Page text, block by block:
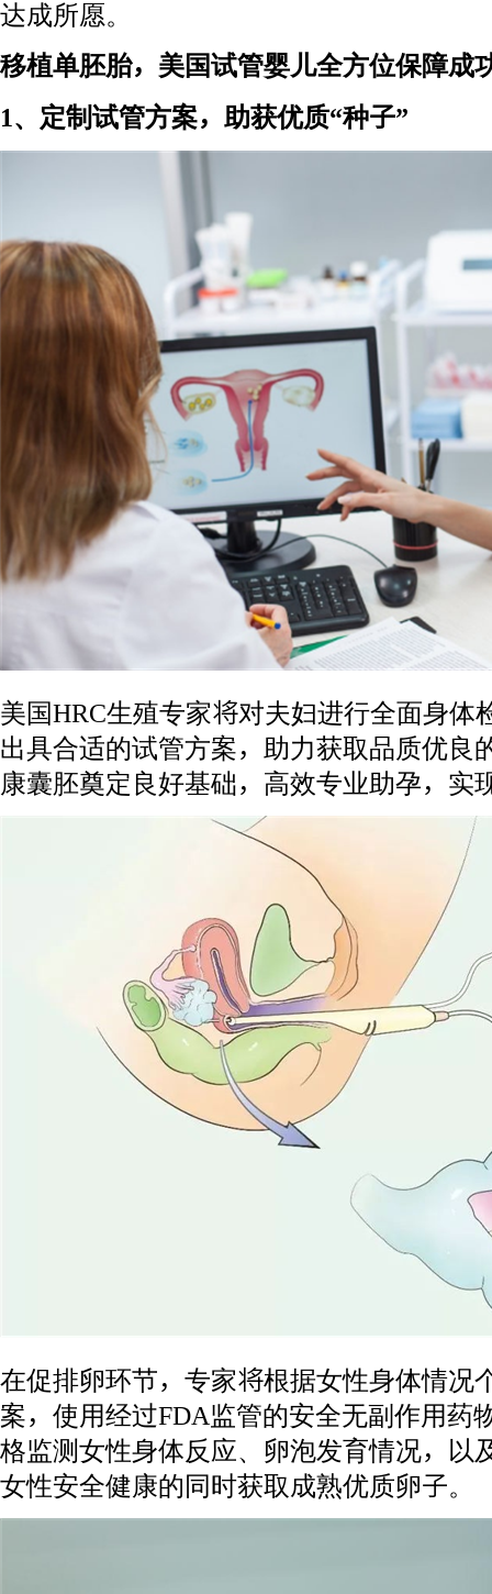
达成所愿。
移植单胚胎，美国试管婴儿全方位保障成
1、定制试管方案，助获优质“种子”
美国HRC生殖专家将对夫妇进行全面身体
出具合适的试管方案，助力获取品质优良
康囊胚奠定良好基础，高效专业助孕，实
在促排卵环节，专家将根据女性身体情况
案，使用经过FDA监管的安全无副作用药
格监测女性身体反应、卵泡发育情况，以
女性安全健康的同时获取成熟优质卵子。